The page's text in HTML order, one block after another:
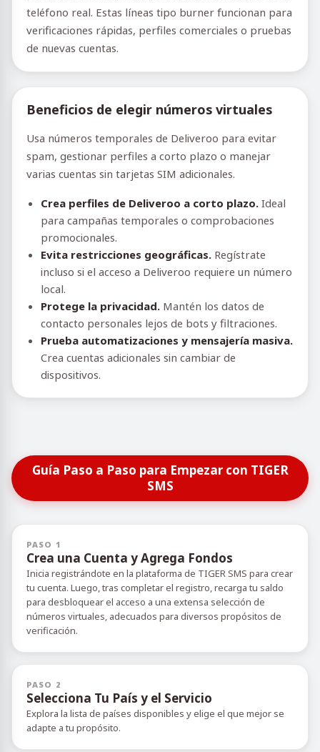
teléfono real. Estas líneas tipo burner funcionan para
verificaciones rápidas, perfiles comerciales o pruebas
de nuevas cuentas.
Beneficios de elegir números virtuales
Usa números temporales de Deliveroo para evitar
spam, gestionar perfiles a corto plazo o manejar
varias cuentas sin tarjetas SIM adicionales.
Crea perfiles de Deliveroo a corto plazo. Ideal
para campañas temporales o comprobaciones
promocionales.
Evita restricciones geográficas. Regístrate
incluso si el acceso a Deliveroo requiere un número
local.
Protege la privacidad. Mantén los datos de
contacto personales lejos de bots y filtraciones.
Prueba automatizaciones y mensajería masiva.
Crea cuentas adicionales sin cambiar de
dispositivos.
Guía Paso a Paso para Empezar con TIGER
SMS
PASO 1
Crea una Cuenta y Agrega Fondos
Inicia registrándote en la plataforma de TIGER SMS para crear
tu cuenta. Luego, tras completar el registro, recarga tu saldo
para desbloquear el acceso a una extensa selección de
números virtuales, adecuados para diversos propósitos de
verificación.
PASO 2
Selecciona Tu País y el Servicio
Explora la lista de países disponibles y elige el que mejor se
adapte a tu propósito.